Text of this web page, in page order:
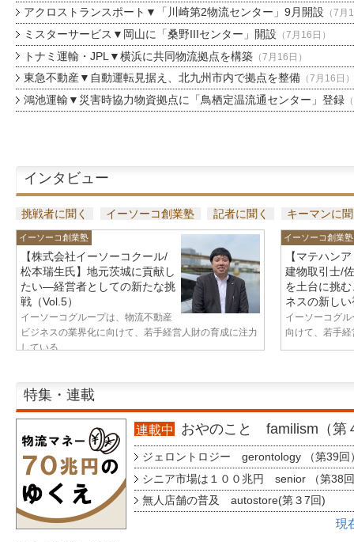
アクロストランスポート▼「川崎第2物流センター」9月開設 （7月
ミスターサービス▼岡山に「桑野IIIセンター」開設 （7月16日）
トナミ運輸・JPL▼横浜に共同物流拠点を構築（7月16日）
東急不動産▼自動運転見据え、北九州市内で拠点を整備（7月16日）
鴻池運輸▼災害時協力物資拠点に「鳥栖定温流通センター」登録
インタビュー
挑戦者に聞く イーソーコ創業塾 記者に聞く キーマンに
イーソーコ創業塾
【株式会社イーソーコクール/
松本瑞生氏】地元茨城に貢献し
たい—経営者としての新たな挑
戦（Vol.5）
イーソーコグループは、物流不動産
ビジネスの業界化に向けて、若手経営人財の育成に注力
している...
イーソーコ創業塾
【マテハン
建物取引士/
を土台に挑
ネスの新し
イーソーコグ
向けて、若手
特集・連載
連載中 おやのこと familism（第
ジェロントロジー gerontology （第39回
シニア市場は１００兆円 senior （第38
無人店舗の普及 autostore(第３7回)
現